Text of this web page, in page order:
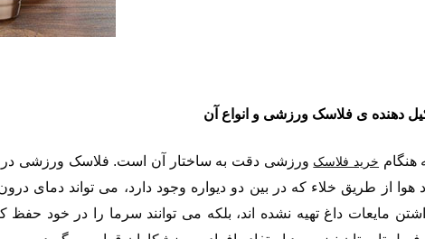
دهنده ی فلاسک ورزشی و انواع آن
هنگام خرید فلاسک ورزشی دقت به ساختار آن است. فلاسک ورزشی در
هوا از طریق خلاء که در بین دو دیواره وجود دارد، می تواند دمای
مایعات داغ تهیه نشده اند، بلکه می توانند سرما را در خود حفظ